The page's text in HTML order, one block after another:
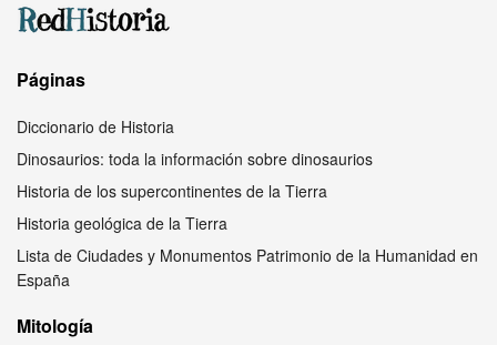
Páginas
Diccionario de Historia
Dinosaurios: toda la información sobre dinosaurios
Historia de los supercontinentes de la Tierra
Historia geológica de la Tierra
Lista de Ciudades y Monumentos Patrimonio de la Humanidad en
España
Mitología